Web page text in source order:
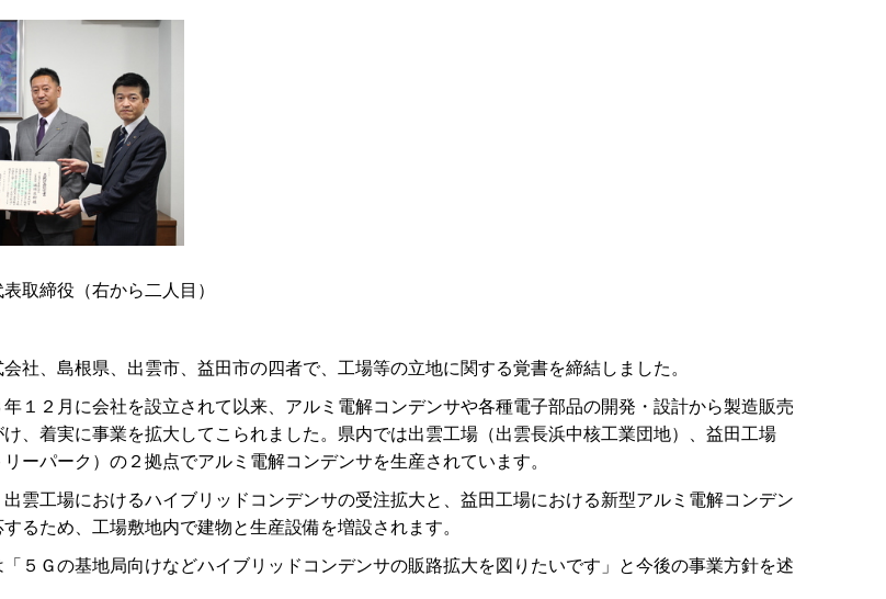
取締役（右から二人目）
社、島根県、出雲市、益田市の四者で、工場等の立地に関する覚書を締結しました。
１２月に会社を設立されて以来、アルミ電解コンデンサや各種電子部品の開発・設計から製造販売
、着実に事業を拡大してこられました。県内では出雲工場（出雲長浜中核工業団地）、益田工場
リーパーク）の２拠点でアルミ電解コンデンサを生産されています。
雲工場におけるハイブリッドコンデンサの受注拡大と、益田工場における新型アルミ電解コンデン
るため、工場敷地内で建物と生産設備を増設されます。
５Ｇの基地局向けなどハイブリッドコンデンサの販路拡大を図りたいです」と今後の事業方針を述